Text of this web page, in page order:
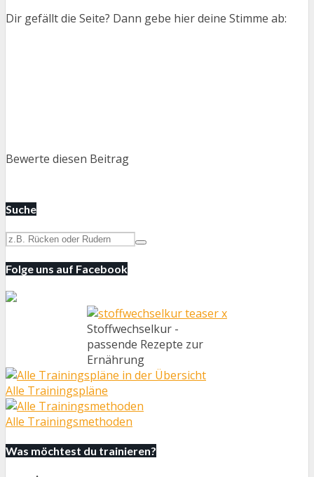
Dir gefällt die Seite? Dann gebe hier deine Stimme ab:
Bewerte diesen Beitrag
Suche
Folge uns auf Facebook
Stoffwechselkur -
passende Rezepte zur
Ernährung
Alle Trainingspläne
Alle Trainingsmethoden
Was möchtest du trainieren?